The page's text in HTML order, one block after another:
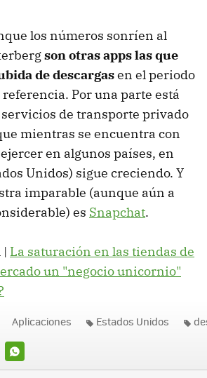
los números sonríen al
son otras apps las que
de descargasen el periodo
Por una parte está
servicios de transporte privado
mientras se encuentra con
en algunos países, en
Unidos) sigue creciendo. Y
imparable (aunque aún a
es Snapchat.
| La saturación en las tiendas de
un "negocio unicornio"
WHATSAPP
Aplicaciones Estados Unidos